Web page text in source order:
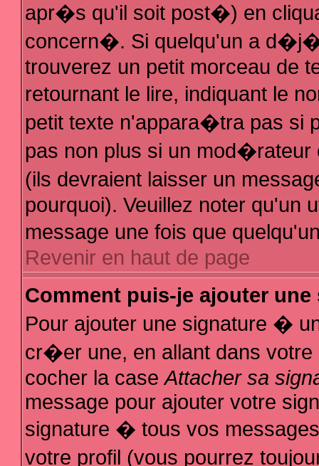
apr�s qu'il soit post�) en
concern�. Si quelqu'un a
trouverez un petit morceau de
retournant le lire, indiquant le
petit texte n'appara�tra pas si
pas non plus si un
(ils devraient laisser un
pourquoi). Veuillez noter qu'un
message une fois que
Revenir en haut de page
Comment puis-je ajouter
Pour ajouter une signature �
cr�er une, en allant dans
cocher la caseAttacher sa
message pour ajouter votre
signature � tous vos
votre profil (vous pourrez